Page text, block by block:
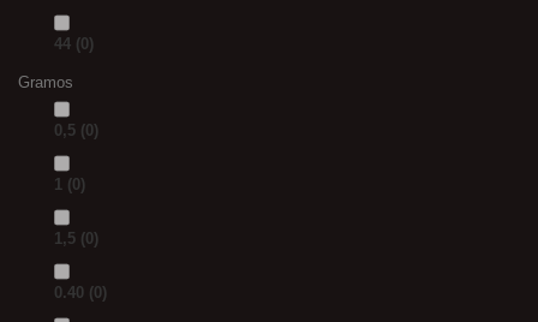
44 (0)
Gramos
0,5 (0)
1 (0)
1,5 (0)
0.40 (0)